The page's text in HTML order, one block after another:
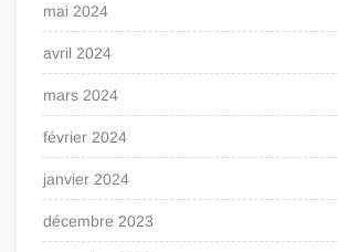
mai 2024
avril 2024
mars 2024
février 2024
janvier 2024
décembre 2023